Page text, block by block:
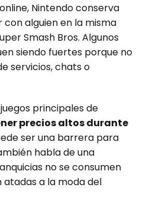
Nintendo conserva
con alguien en la misma
Smash Bros. Algunos
siendo fuertes porque no
servicios, chats o
principales de
precios altos durante
ser una barrera para
habla de una
no se consumen
a la moda del